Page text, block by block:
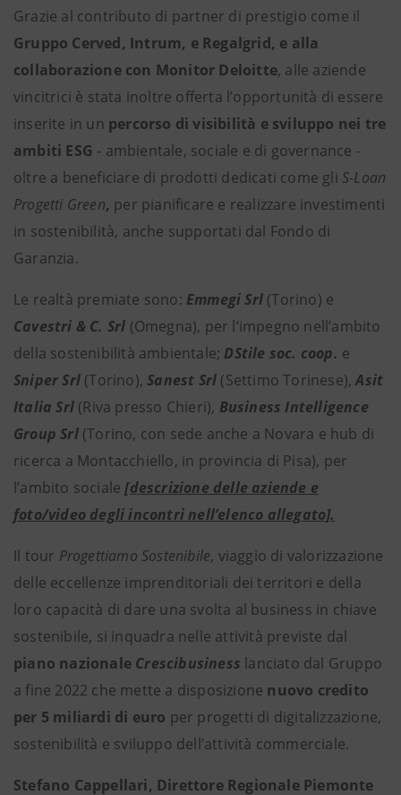
Grazie al contributo di partner di prestigio come il
Gruppo Cerved, Intrum, e Regalgrid, e alla
collaborazione con Monitor Deloitte, alle aziende
vincitrici è stata inoltre offerta l’opportunità di essere
inserite in un percorso di visibilità e sviluppo nei tre
ambiti ESG - ambientale, sociale e di governance -
oltre a beneficiare di prodotti dedicati come gli S-Loan
Progetti Green, per pianificare e realizzare investimenti
in sostenibilità, anche supportati dal Fondo di
Garanzia.
Le realtà premiate sono: Emmegi Srl (Torino) e
Cavestri & C. Srl (Omegna), per l’impegno nell’ambito
della sostenibilità ambientale; DStile soc. coop. e
Sniper Srl (Torino), Sanest Srl (Settimo Torinese),Asit
Italia Srl (Riva presso Chieri), Business Intelligence
Group Srl (Torino, con sede anche a Novara e hub di
ricerca a Montacchiello, in provincia di Pisa), per
l’ambito sociale[descrizione delle aziende e
foto/video degli incontri nell’elenco allegato].
Il tour Progettiamo Sostenibile, viaggio di valorizzazione
delle eccellenze imprenditoriali dei territori e della
loro capacità di dare una svolta al business in chiave
sostenibile, si inquadra nelle attività previste dal
piano nazionale Crescibusiness lanciato dal Gruppo
a fine 2022 che mette a disposizione nuovo credito
per 5 miliardi di euro per progetti di digitalizzazione,
sostenibilità e sviluppo dell’attività commerciale.
Stefano Cappellari, Direttore Regionale Piemonte